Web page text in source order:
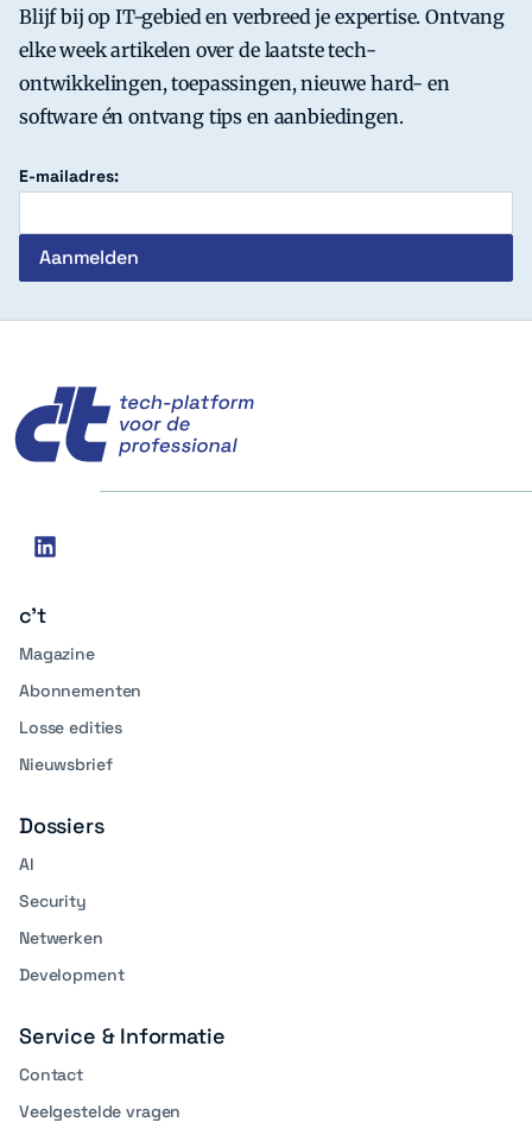
Blijf bij op IT-gebied en verbreed je expertise. Ontvang
elke week artikelen over de laatste tech-
ontwikkelingen, toepassingen, nieuwe hard- en
software én ontvang tips en aanbiedingen.
E-mailadres:
Social
linkedin
c't
Magazine
Abonnementen
Losse edities
Nieuwsbrief
Dossiers
AI
Security
Netwerken
Development
Service & Informatie
Contact
Veelgestelde vragen